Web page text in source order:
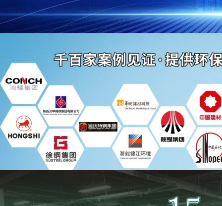
山东省地方标
具制造业》已
作了具体规定
关于批准发布
新闻中心
公司新闻
行业新闻
联系韦德亚洲
电话：0731-82244670
手机：13755147001